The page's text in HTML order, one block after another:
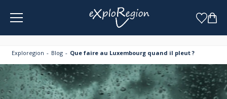
Panneau de gestion des cookies
Exploregion Blog Que faire au Luxembourg quand il pleut ?